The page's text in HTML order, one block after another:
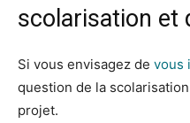
scolarisation et
Si vous envisagez de vous
question de la
projet.